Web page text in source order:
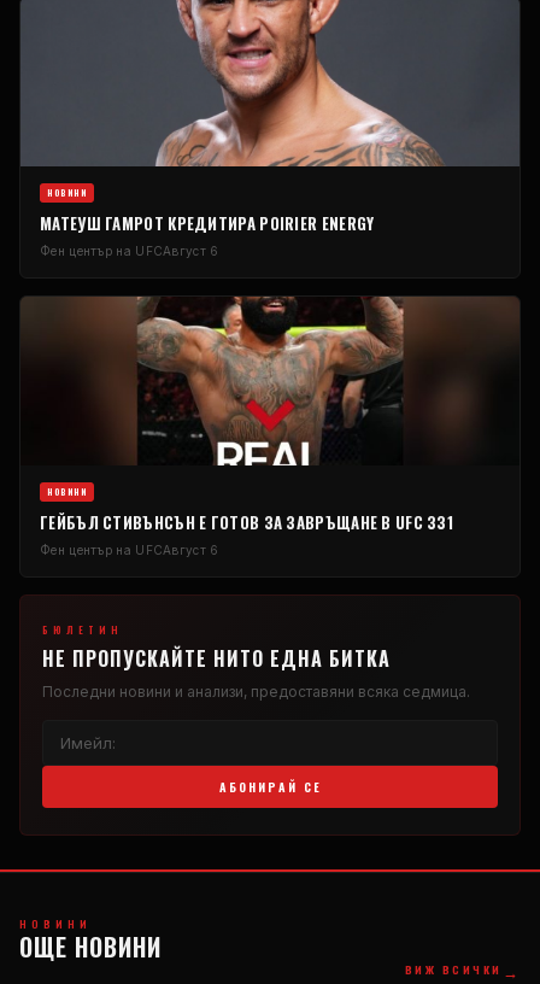
НОВИНИ
МАТЕУШ ГАМРОТ КРЕДИТИРА POIRIER ENERGY
Фен център на UFCАвгуст 6
НОВИНИ
ГЕЙБЪЛ СТИВЪНСЪН Е ГОТОВ ЗА ЗАВРЪЩАНЕ В UFC 331
Фен център на UFCАвгуст 6
БЮЛЕТИН
НЕ ПРОПУСКАЙТЕ НИТО ЕДНА БИТКА
Последни новини и анализи, предоставяни всяка седмица.
АБОНИРАЙ СЕ
НОВИНИ
ОЩЕ НОВИНИ
ВИЖ ВСИЧКИ →